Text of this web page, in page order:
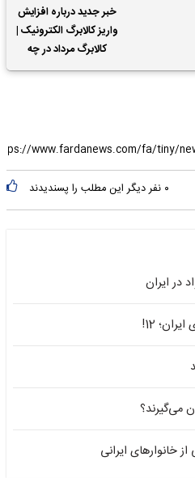
خبر جدید درباره افزایش
واریز کالابرگ الکترونیک |
کالابرگ مرداد در چه
تاریخی واریز خواهد شد؟
۰ نفر دیگر این مطلب را پسندیدند
در ایران
12!
می‌گیرند؟
خانوارهای ایرانی